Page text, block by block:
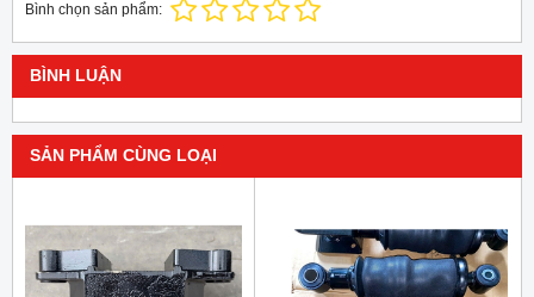
Bình chọn sản phẩm:
BÌNH LUẬN
SẢN PHẨM CÙNG LOẠI